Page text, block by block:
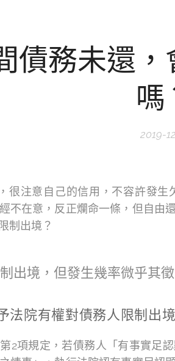
債務未還，
嗎
2019-
很注意自己的信用，不容許發
不在意，反正爛命一條，但自由
制出境？
出境，但發生幾率微乎其徵
法院有權對債務人限制出境
2項規定，若債務人「有事實足